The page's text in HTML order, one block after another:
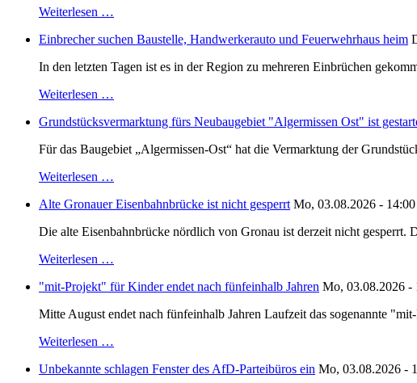
Weiterlesen …
Einbrecher suchen Baustelle, Handwerkerauto und Feuerwehrhaus heim
In den letzten Tagen ist es in der Region zu mehreren Einbrüchen
Weiterlesen …
Grundstücksvermarktung fürs Neubaugebiet "Algermissen Ost" ist
Für das Baugebiet „Algermissen-Ost“ hat die Vermarktung der
Weiterlesen …
Alte Gronauer Eisenbahnbrücke ist nicht gesperrt Mo, 03.08.2026 - 14:00
Die alte Eisenbahnbrücke nördlich von Gronau ist derzeit nicht gesperrt.
Weiterlesen …
"mit-Projekt" für Kinder endet nach fünfeinhalb Jahren Mo, 03.08.2026 -
Mitte August endet nach fünfeinhalb Jahren Laufzeit das sogenannte
Weiterlesen …
Unbekannte schlagen Fenster des AfD-Parteibüros ein Mo, 03.08.2026 -